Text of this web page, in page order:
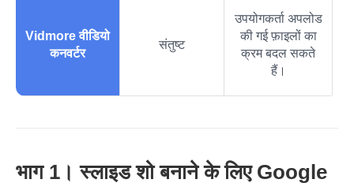
Vidmore वीडियो
कनवर्टर
संतुष्ट
उपयोगकर्ता अपलोड
की गई फ़ाइलों का
क्रम बदल सकते
हैं।
भाग 1। स्लाइड शो बनाने के लिए Google